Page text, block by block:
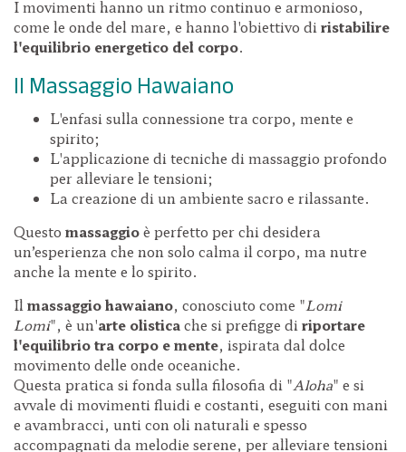
I movimenti hanno un ritmo continuo e armonioso,
come le onde del mare, e hanno l'obiettivo di ristabilire
l'equilibrio energetico del corpo.
Il Massaggio Hawaiano
L'enfasi sulla connessione tra corpo, mente e
spirito;
L'applicazione di tecniche di massaggio profondo
per alleviare le tensioni;
La creazione di un ambiente sacro e rilassante.
Questo massaggioè perfetto per chi desidera
un’esperienza che non solo calma il corpo, ma nutre
anche la mente e lo spirito.
Il massaggio hawaiano, conosciuto come "Lomi
Lomi", è un'arte olisticache si prefigge di riportare
l'equilibrio tra corpo e mente, ispirata dal dolce
movimento delle onde oceaniche.
Questa pratica si fonda sulla filosofia di "Aloha" e si
avvale di movimenti fluidi e costanti, eseguiti con mani
e avambracci, unti con oli naturali e spesso
accompagnati da melodie serene, per alleviare tensioni